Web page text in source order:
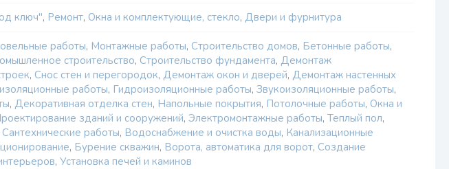
ключ", Ремонт, Окна и комплектующие, стекло, Двери и фурнитура
работы, Монтажные работы, Строительство домов, Бетонные работы,
строительство, Строительство фундамента, Демонтаж
, Снос стен и перегородок, Демонтаж окон и дверей, Демонтаж настенных
работы, Гидроизоляционные работы, Звукоизоляционные работы,
, Декоративная отделка стен, Напольные покрытия, Потолочные работы, Окна и
зданий и сооружений, Электромонтажные работы, Теплый пол,
Сантехнические работы, Водоснабжение и очистка воды, Канализационные
, Бурение скважин, Ворота, автоматика для ворот, Создание
, Установка печей и каминов